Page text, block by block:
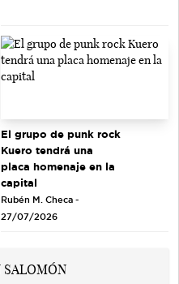
El grupo de punk rock
Kuero tendrá una
placa homenaje en la
capital
Rubén M. Checa -
27/07/2026